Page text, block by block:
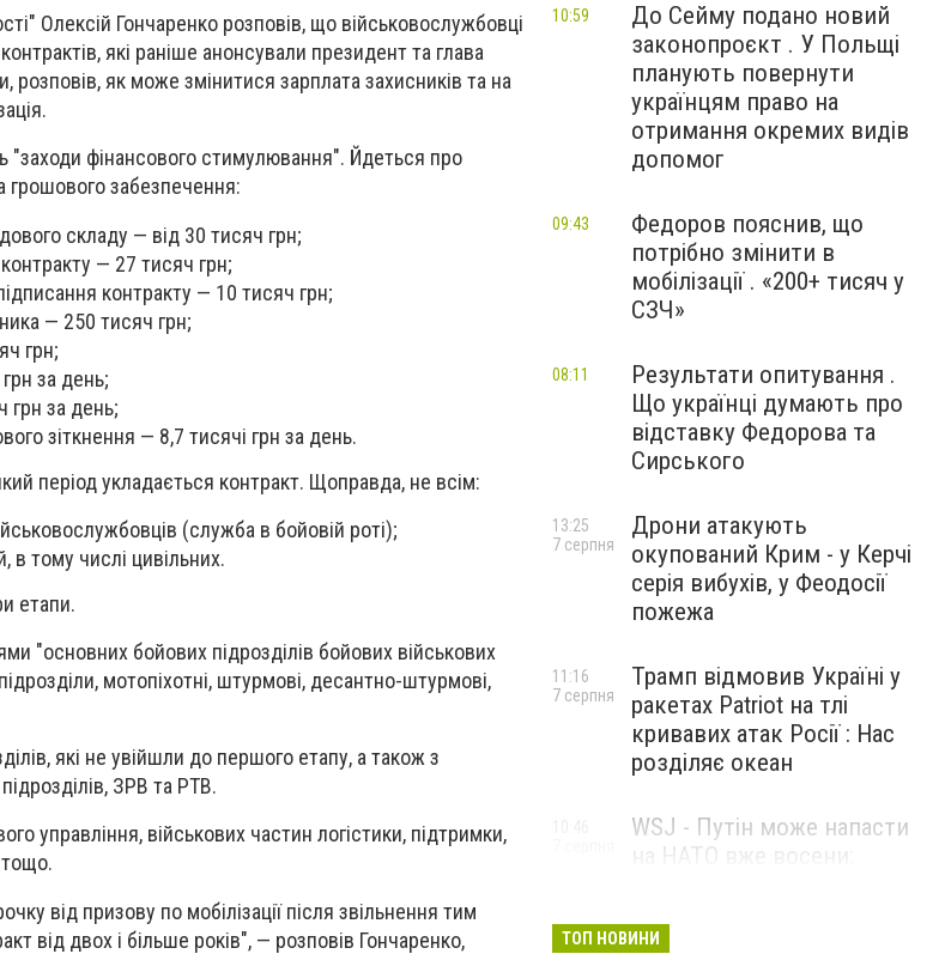
Олексій Гончаренко розповів, що військовослужбовці
які раніше анонсували президент та глава
як може змінитися зарплата захисників та на
"заходи фінансового стимулювання". Йдеться про
грошового забезпечення:
складу — від 30 тисяч грн;
— 27 тисяч грн;
контракту — 10 тисяч грн;
— 250 тисяч грн;
грн;
за день;
грн за день;
зіткнення — 8,7 тисячі грн за день.
період укладається контракт. Щоправда, не всім:
(служба в бойовій роті);
в тому числі цивільних.
етапи.
"основних бойових підрозділів бойових військових
мотопіхотні, штурмові, десантно-штурмові,
які не увійшли до першого етапу, а також з
ЗРВ та РТВ.
управління, військових частин логістики, підтримки,
від призову по мобілізації після звільнення тим
від двох і більше років", — розповів Гончаренко,
До Сейму подано новий
законопроєкт . У Польщі
планують повернути
українцям право на
отримання окремих видів
допомог
10:59
Федоров пояснив, що
потрібно змінити в
мобілізації . «200+ тисяч у
СЗЧ»
09:43
Результати опитування .
Що українці думають про
відставку Федорова та
Сирського
08:11
Дрони атакують
окупований Крим - у Керчі
серія вибухів, у Феодосії
пожежа
13:25
7 серпня
Трамп відмовив Україні у
ракетах Patriot на тлі
кривавих атак Росії : Нас
розділяє океан
11:16
7 серпня
WSJ - Путін може напасти
на НАТО вже восени:
ТОП НОВИНИ